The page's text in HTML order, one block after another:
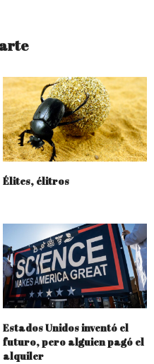
Élites, élitros
Estados Unidos inventó el
futuro, pero alguien pagó el
alquiler